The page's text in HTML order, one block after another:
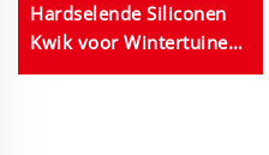
Hardselende Siliconen
Kwik voor Wintertuinen
Glasgevels Hoge Sterkte